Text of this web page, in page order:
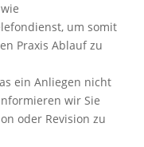
um somit
Praxis Ablauf zu
ein Anliegen nicht
wir Sie
oder Revision zu